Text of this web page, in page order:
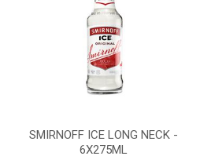
SMIRNOFF ICE LONG NECK -
6X275ML